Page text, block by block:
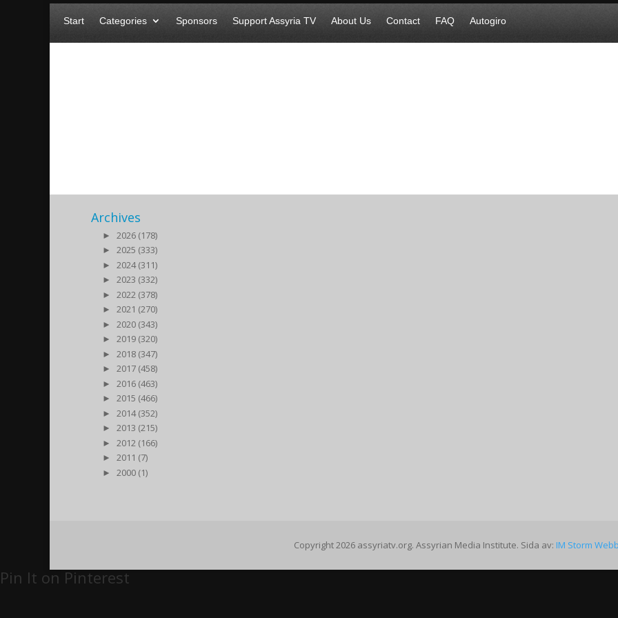
Start Categories Sponsors Support Assyria TV About Us Contact FAQ Autogiro
Archives
►
2026 (178)
►
2025 (333)
►
2024 (311)
►
2023 (332)
►
2022 (378)
►
2021 (270)
►
2020 (343)
►
2019 (320)
►
2018 (347)
►
2017 (458)
►
2016 (463)
►
2015 (466)
►
2014 (352)
►
2013 (215)
►
2012 (166)
►
2011 (7)
►
2000 (1)
Copyright 2026 assyriatv.org. Assyrian Media Institute. Sida av: IM Storm
Pin It on Pinterest